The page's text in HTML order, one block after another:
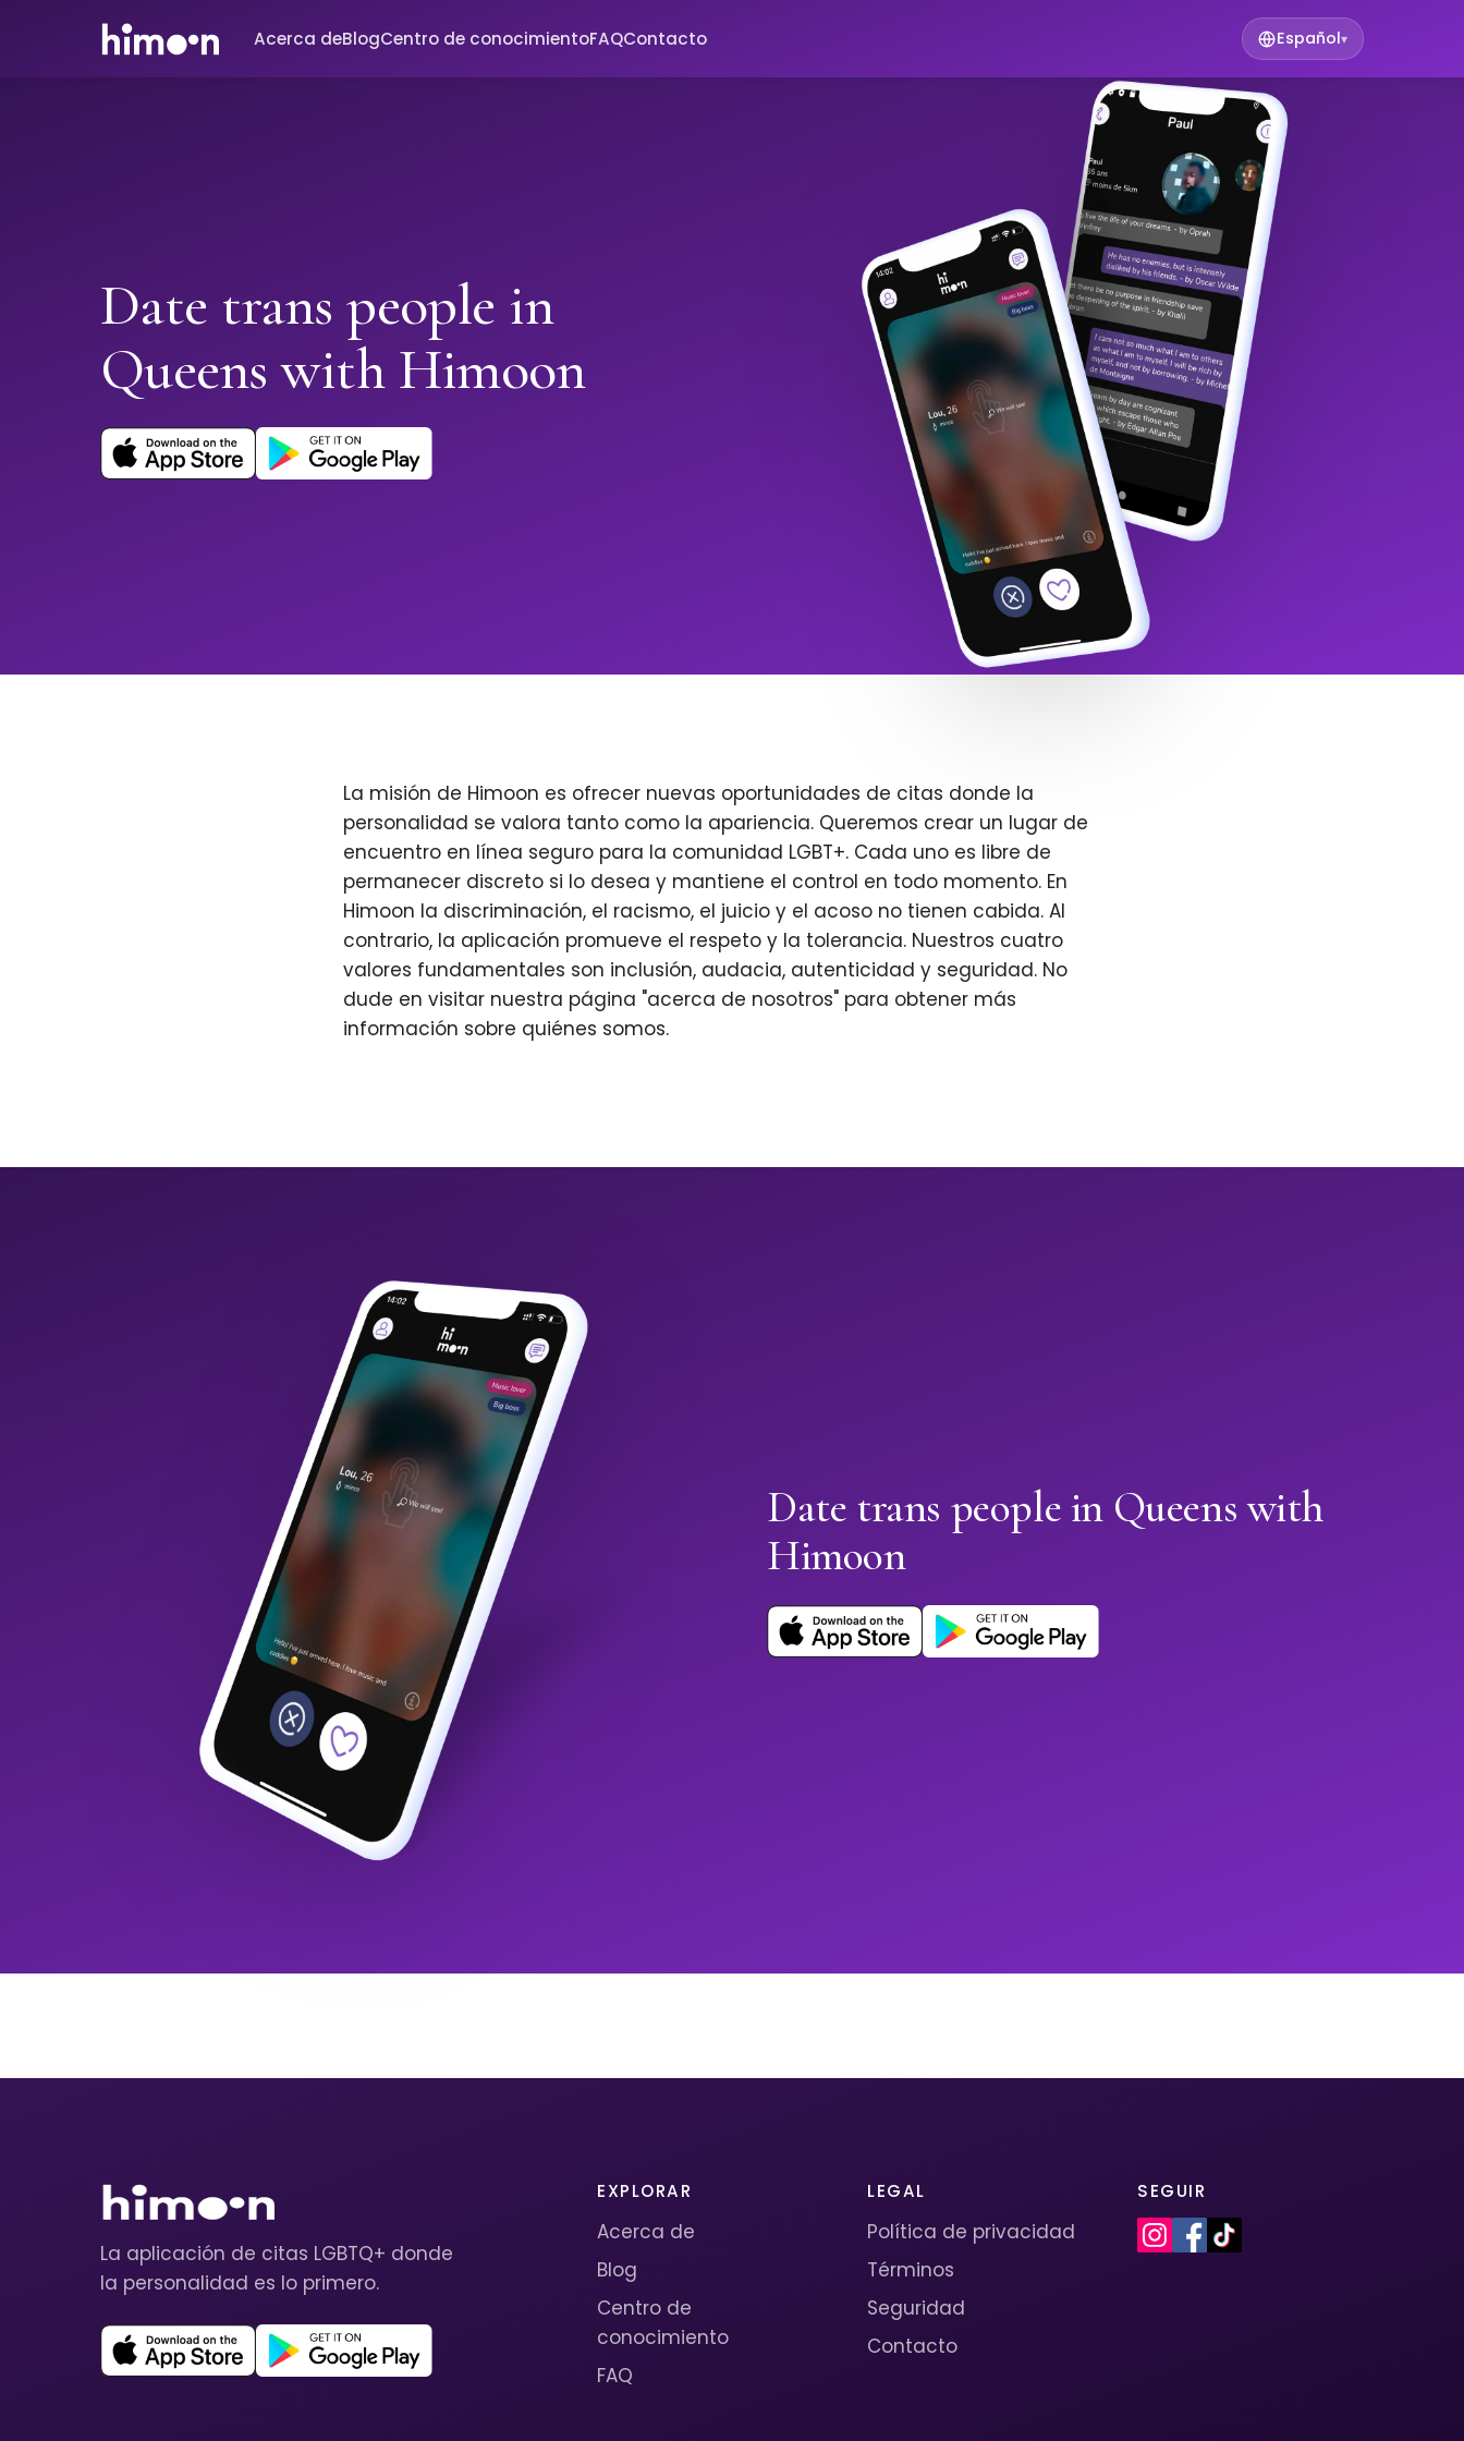
Acerca deBlogCentro de conocimientoFAQContacto Español▾
Date trans people in
Queens with Himoon
La misión de Himoon es ofrecer nuevas oportunidades de citas donde la
personalidad se valora tanto como la apariencia. Queremos crear un lugar de
encuentro en línea seguro para la comunidad LGBT+. Cada uno es libre de
permanecer discreto si lo desea y mantiene el control en todo momento. En
Himoon la discriminación, el racismo, el juicio y el acoso no tienen cabida. Al
contrario, la aplicación promueve el respeto y la tolerancia. Nuestros cuatro
valores fundamentales son inclusión, audacia, autenticidad y seguridad. No
dude en visitar nuestra página "acerca de nosotros" para obtener más
información sobre quiénes somos.
Date trans people in Queens with
Himoon
La aplicación de citas LGBTQ+ donde
la personalidad es lo primero.
EXPLORAR
Acerca de
Blog
Centro de
conocimiento
FAQ
LEGAL
Política de privacidad
Términos
Seguridad
Contacto
SEGUIR